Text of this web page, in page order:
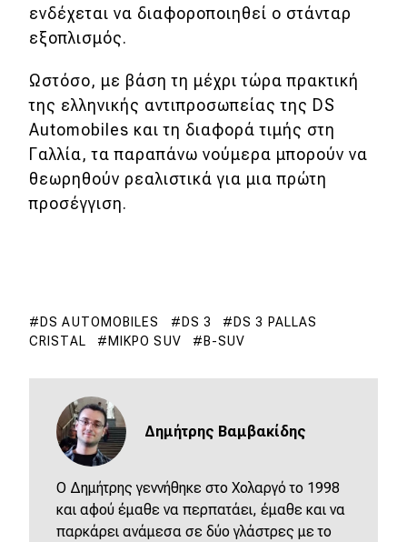
ενδέχεται να διαφοροποιηθεί ο στάνταρ
εξοπλισμός.
Ωστόσο, με βάση τη μέχρι τώρα πρακτική
της ελληνικής αντιπροσωπείας της DS
Automobiles και τη διαφορά τιμής στη
Γαλλία, τα παραπάνω νούμερα μπορούν να
θεωρηθούν ρεαλιστικά για μια πρώτη
προσέγγιση.
DS AUTOMOBILES DS 3
DS 3 PALLAS
CRISTAL
ΜΙΚΡΌ SUV B-SUV
Δημήτρης Βαμβακίδης
Ο Δημήτρης γεννήθηκε στο Χολαργό το 1998
και αφού έμαθε να περπατάει, έμαθε και να
παρκάρει ανάμεσα σε δύο γλάστρες με το